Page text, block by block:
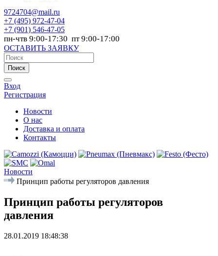
9724704@mail.ru
+7 (495) 972-47-04
+7 (901) 546-47-05
пн-чтв 9:00-17:30 пт 9:00-17:00
ОСТАВИТЬ ЗАЯВКУ
Поиск
Вход
Регистрация
Новости
О нас
Доставка и оплата
Контакты
Новости
Принцип работы регуляторов давления
Принцип работы регуляторов
давления
28.01.2019 18:48:38